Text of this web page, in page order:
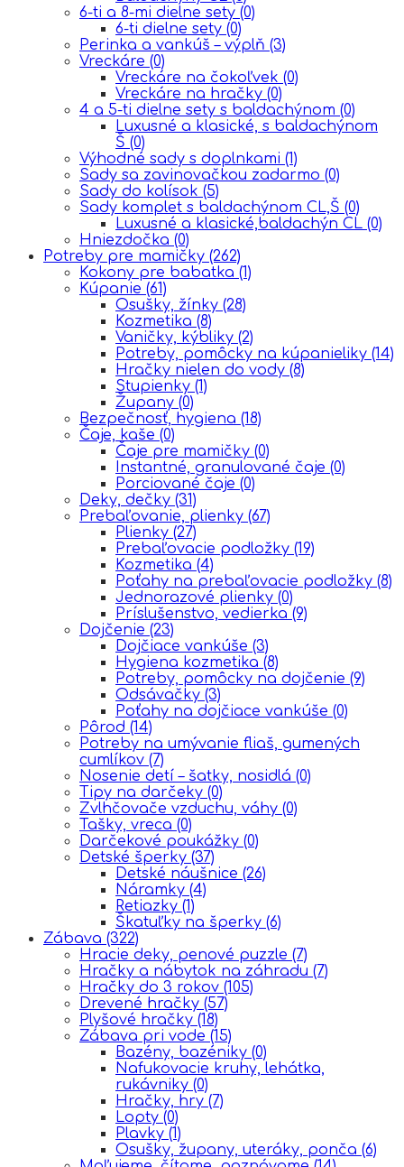
6-ti a 8-mi dielne sety (0)
6-ti dielne sety (0)
Perinka a vankúš – výplň (3)
Vreckáre (0)
Vreckáre na čokoľvek (0)
Vreckáre na hračky (0)
4 a 5-ti dielne sety s baldachýnom (0)
Luxusné a klasické, s baldachýnom
Š (0)
Výhodné sady s doplnkami (1)
Sady sa zavinovačkou zadarmo (0)
Sady do kolísok (5)
Sady komplet s baldachýnom CL,Š (0)
Luxusné a klasické,baldachýn CL (0)
Hniezdočka (0)
Potreby pre mamičky (262)
Kokony pre babatka (1)
Kúpanie (61)
Osušky, žínky (28)
Kozmetika (8)
Vaničky, kýbliky (2)
Potreby, pomôcky na kúpanieliky (14)
Hračky nielen do vody (8)
Stupienky (1)
Župany (0)
Bezpečnosť, hygiena (18)
Čaje, kaše (0)
Čaje pre mamičky (0)
Instantné, granulované čaje (0)
Porciované čaje (0)
Deky, dečky (31)
Prebaľovanie, plienky (67)
Plienky (27)
Prebaľovacie podložky (19)
Kozmetika (4)
Poťahy na prebaľovacie podložky (8)
Jednorazové plienky (0)
Príslušenstvo, vedierka (9)
Dojčenie (23)
Dojčiace vankúše (3)
Hygiena kozmetika (8)
Potreby, pomôcky na dojčenie (9)
Odsávačky (3)
Poťahy na dojčiace vankúše (0)
Pôrod (14)
Potreby na umývanie fliaš, gumených
cumlíkov (7)
Nosenie detí – šatky, nosidlá (0)
Tipy na darčeky (0)
Zvlhčovače vzduchu, váhy (0)
Tašky, vreca (0)
Darčekové poukážky (0)
Detské šperky (37)
Detské náušnice (26)
Náramky (4)
Retiazky (1)
Škatuľky na šperky (6)
Zábava (322)
Hracie deky, penové puzzle (7)
Hračky a nábytok na záhradu (7)
Hračky do 3 rokov (105)
Drevené hračky (57)
Plyšové hračky (18)
Zábava pri vode (15)
Bazény, bazéniky (0)
Nafukovacie kruhy, lehátka,
rukávniky (0)
Hračky, hry (7)
Lopty (0)
Plavky (1)
Osušky, župany, uteráky, ponča (6)